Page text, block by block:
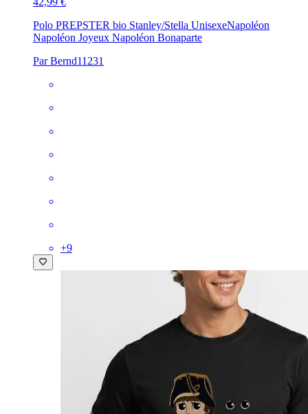
Polo PREPSTER bio Stanley/Stella UnisexeNapoléon
Napoléon Joyeux Napoléon Bonaparte
Par Bernd11231
+9